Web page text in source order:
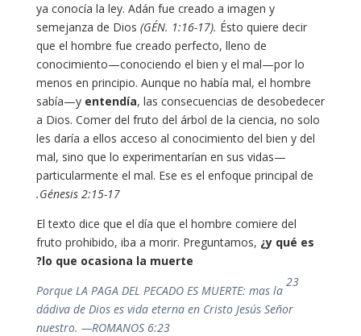
ya conocía la ley. Adán fue creado a imagen y
semejanza de Dios (GÉN. 1:16-17). Ésto quiere decir
que el hombre fue creado perfecto, lleno de
conocimiento—conociendo el bien y el mal—por lo
menos en principio. Aunque no había mal, el hombre
sabía—y entendía, las consecuencias de desobedecer
a Dios. Comer del fruto del árbol de la ciencia, no solo
les daría a ellos acceso al conocimiento del bien y del
mal, sino que lo experimentarían en sus vidas—
particularmente el mal. Ese es el enfoque principal de
Génesis 2:15-17.
El texto dice que el día que el hombre comiere del
fruto prohibido, iba a morir. Preguntamos, ¿y qué es
lo que ocasiona la muerte?
23
Porque LA PAGA DEL PECADO ES MUERTE: mas la
dádiva de Dios es vida eterna en Cristo Jesús Señor
nuestro. —ROMANOS 6:23